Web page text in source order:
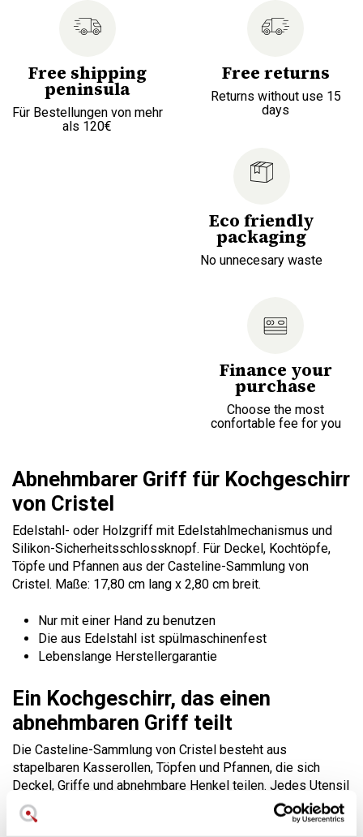
Free shipping
peninsula
Für Bestellungen von mehr
als 120€
Free returns
Returns without use 15
days
Eco friendly
packaging
No unnecesary waste
Finance your
purchase
Choose the most
confortable fee for you
Abnehmbarer Griff für Kochgeschirr
von Cristel
Edelstahl- oder Holzgriff mit Edelstahlmechanismus und
Silikon-Sicherheitsschlossknopf. Für Deckel, Kochtöpfe,
Töpfe und Pfannen aus der Casteline-Sammlung von
Cristel. Maße: 17,80 cm lang x 2,80 cm breit.
Nur mit einer Hand zu benutzen
Die aus Edelstahl ist spülmaschinenfest
Lebenslange Herstellergarantie
Ein Kochgeschirr, das einen
abnehmbaren Griff teilt
Die Casteline-Sammlung von Cristel besteht aus
stapelbaren Kasserollen, Töpfen und Pfannen, die sich
Deckel, Griffe und abnehmbare Henkel teilen. Jedes Utensil
kann unterschiedslos mit Griffen verwendet werden, die für
Komfort und Farbe sorgen, und kann zur Aufbewahrung oder